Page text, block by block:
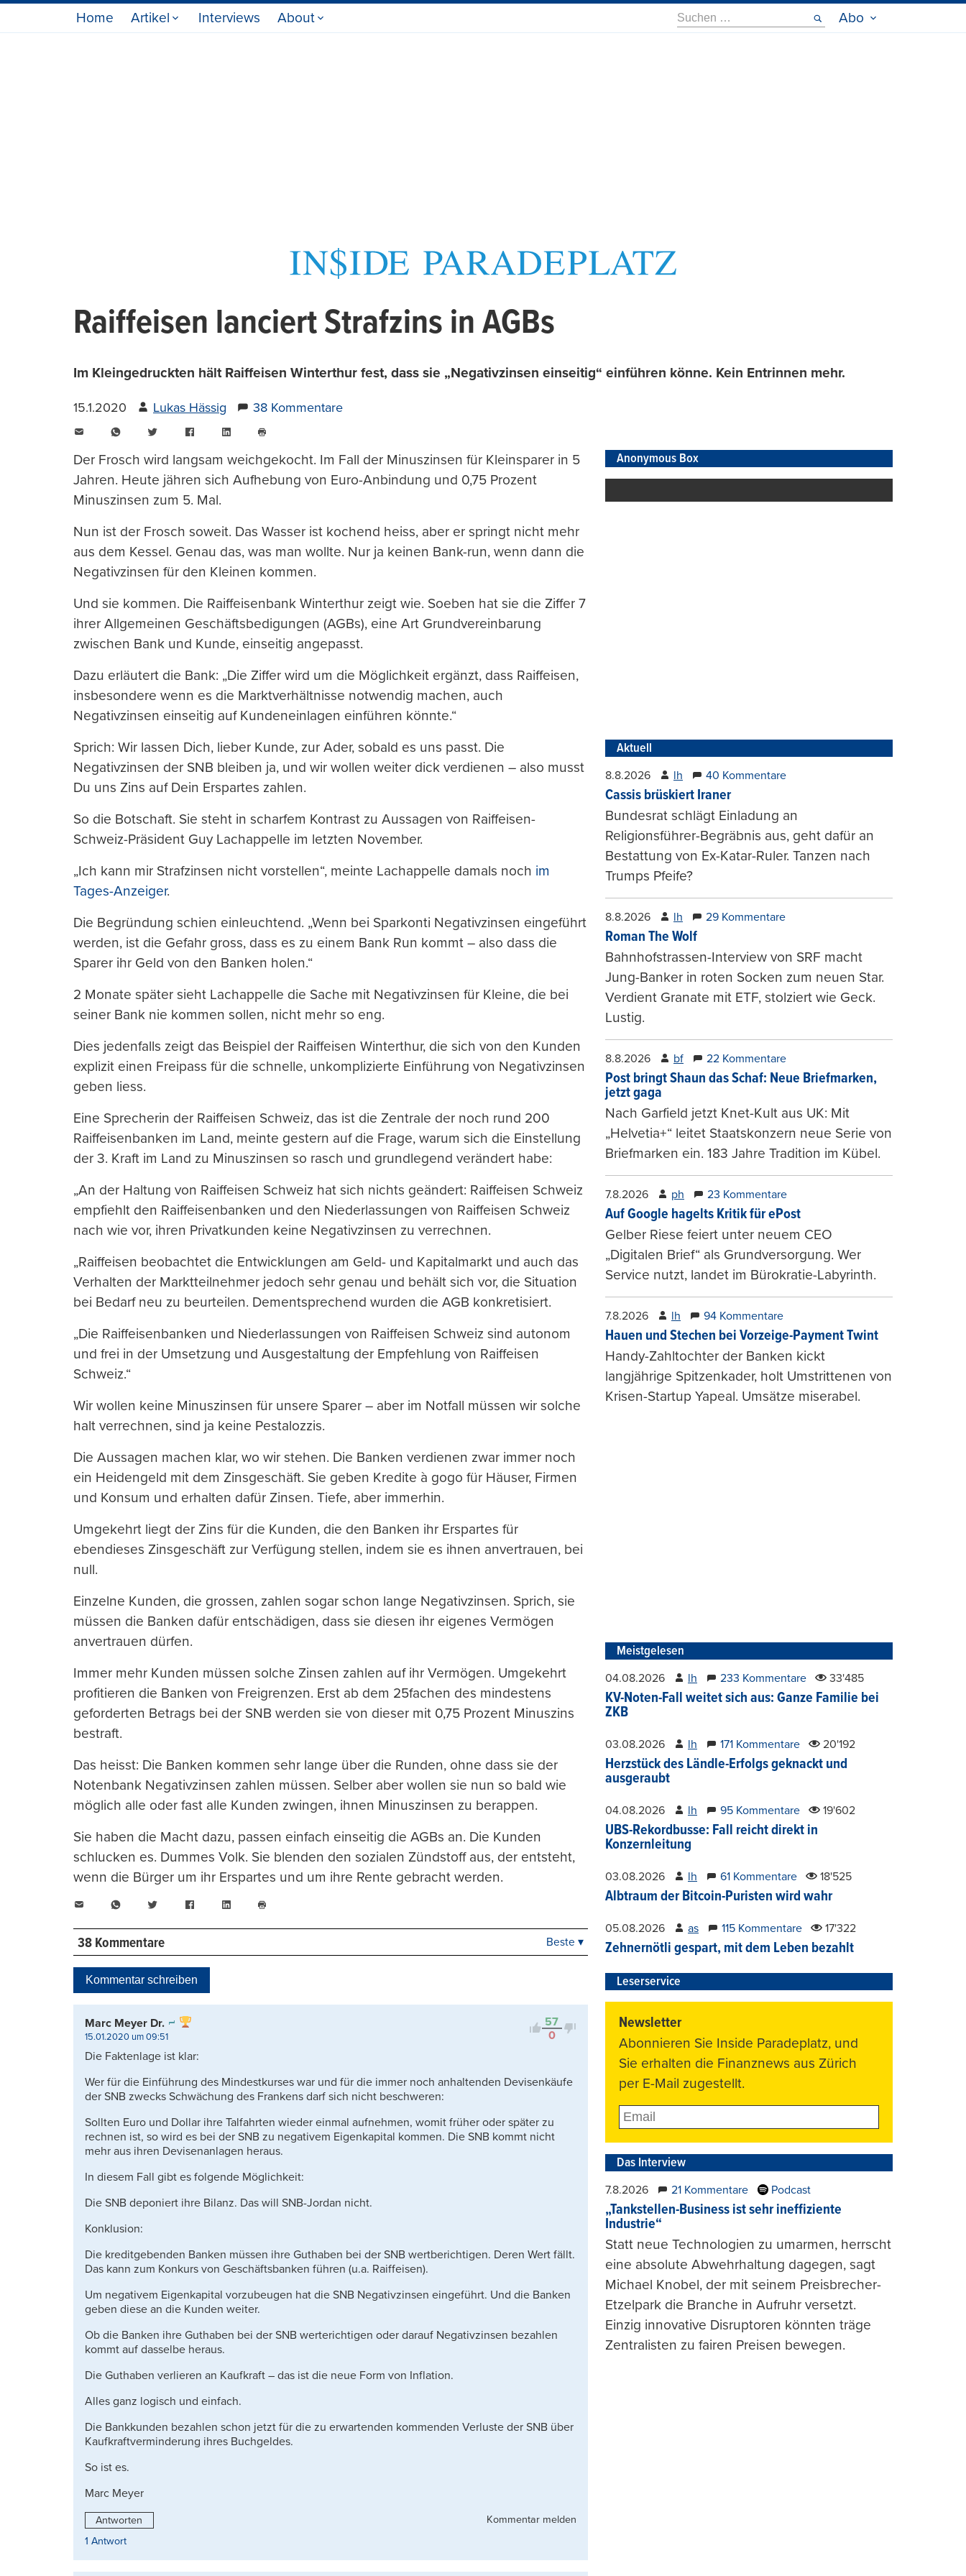
Home Artikel Interviews About
Suche
nach:
Abo
Raiffeisen lanciert Strafzins in AGBs
Im Kleingedruckten hält Raiffeisen Winterthur fest, dass sie „Negativzinsen einseitig“ einführen könne. Kein Entrinnen mehr.
15.1.2020 Lukas Hässig 38 Kommentare
WhatsAppTwitter FacebookLinkedIn
drucken
Der Frosch wird langsam weichgekocht. Im Fall der Minuszinsen für Kleinsparer in 5
Jahren. Heute jähren sich Aufhebung von Euro-Anbindung und 0,75 Prozent
Minuszinsen zum 5. Mal.
Nun ist der Frosch soweit. Das Wasser ist kochend heiss, aber er springt nicht mehr
aus dem Kessel. Genau das, was man wollte. Nur ja keinen Bank-run, wenn dann die
Negativzinsen für den Kleinen kommen.
Und sie kommen. Die Raiffeisenbank Winterthur zeigt wie. Soeben hat sie die Ziffer 7
ihrer Allgemeinen Geschäftsbedigungen (AGBs), eine Art Grundvereinbarung
zwischen Bank und Kunde, einseitig angepasst.
Dazu erläutert die Bank: „Die Ziffer wird um die Möglichkeit ergänzt, dass Raiffeisen,
insbesondere wenn es die Marktverhältnisse notwendig machen, auch
Negativzinsen einseitig auf Kundeneinlagen einführen könnte.“
Sprich: Wir lassen Dich, lieber Kunde, zur Ader, sobald es uns passt. Die
Negativzinsen der SNB bleiben ja, und wir wollen weiter dick verdienen – also musst
Du uns Zins auf Dein Erspartes zahlen.
So die Botschaft. Sie steht in scharfem Kontrast zu Aussagen von Raiffeisen-
Schweiz-Präsident Guy Lachappelle im letzten November.
„Ich kann mir Strafzinsen nicht vorstellen“, meinte Lachappelle damals noch im
Tages-Anzeiger.
Die Begründung schien einleuchtend. „Wenn bei Sparkonti Negativzinsen eingeführt
werden, ist die Gefahr gross, dass es zu einem Bank Run kommt – also dass die
Sparer ihr Geld von den Banken holen.“
2 Monate später sieht Lachappelle die Sache mit Negativzinsen für Kleine, die bei
seiner Bank nie kommen sollen, nicht mehr so eng.
Dies jedenfalls zeigt das Beispiel der Raiffeisen Winterthur, die sich von den Kunden
explizit einen Freipass für die schnelle, unkomplizierte Einführung von Negativzinsen
geben liess.
Eine Sprecherin der Raiffeisen Schweiz, das ist die Zentrale der noch rund 200
Raiffeisenbanken im Land, meinte gestern auf die Frage, warum sich die Einstellung
der 3. Kraft im Land zu Minuszinsen so rasch und grundlegend verändert habe:
„An der Haltung von Raiffeisen Schweiz hat sich nichts geändert: Raiffeisen Schweiz
empfiehlt den Raiffeisenbanken und den Niederlassungen von Raiffeisen Schweiz
nach wie vor, ihren Privatkunden keine Negativzinsen zu verrechnen.
„Raiffeisen beobachtet die Entwicklungen am Geld- und Kapitalmarkt und auch das
Verhalten der Marktteilnehmer jedoch sehr genau und behält sich vor, die Situation
bei Bedarf neu zu beurteilen. Dementsprechend wurden die AGB konkretisiert.
„Die Raiffeisenbanken und Niederlassungen von Raiffeisen Schweiz sind autonom
und frei in der Umsetzung und Ausgestaltung der Empfehlung von Raiffeisen
Schweiz.“
Wir wollen keine Minuszinsen für unsere Sparer – aber im Notfall müssen wir solche
halt verrechnen, sind ja keine Pestalozzis.
Die Aussagen machen klar, wo wir stehen. Die Banken verdienen zwar immer noch
ein Heidengeld mit dem Zinsgeschäft. Sie geben Kredite à gogo für Häuser, Firmen
und Konsum und erhalten dafür Zinsen. Tiefe, aber immerhin.
Umgekehrt liegt der Zins für die Kunden, die den Banken ihr Erspartes für
ebendieses Zinsgeschäft zur Verfügung stellen, indem sie es ihnen anvertrauen, bei
null.
Einzelne Kunden, die grossen, zahlen sogar schon lange Negativzinsen. Sprich, sie
müssen die Banken dafür entschädigen, dass sie diesen ihr eigenes Vermögen
anvertrauen dürfen.
Immer mehr Kunden müssen solche Zinsen zahlen auf ihr Vermögen. Umgekehrt
profitieren die Banken von Freigrenzen. Erst ab dem 25fachen des mindestens
geforderten Betrags bei der SNB werden sie von dieser mit 0,75 Prozent Minuszins
bestraft.
Das heisst: Die Banken kommen sehr lange über die Runden, ohne dass sie der
Notenbank Negativzinsen zahlen müssen. Selber aber wollen sie nun so bald wie
möglich alle oder fast alle Kunden zwingen, ihnen Minuszinsen zu berappen.
Sie haben die Macht dazu, passen einfach einseitig die AGBs an. Die Kunden
schlucken es. Dummes Volk. Sie blenden den sozialen Zündstoff aus, der entsteht,
wenn die Bürger um ihr Erspartes und um ihre Rente gebracht werden.
WhatsAppTwitter FacebookLinkedIn
drucken
38 Kommentare
Kontrovers
Beste ▾
Kommentar schreiben
57
0
Marc Meyer Dr.
15.01.2020 um 09:51
Die Faktenlage ist klar:
Wer für die Einführung des Mindestkurses war und für die immer noch anhaltenden Devisenkäufe
der SNB zwecks Schwächung des Frankens darf sich nicht beschweren:
Sollten Euro und Dollar ihre Talfahrten wieder einmal aufnehmen, womit früher oder später zu
rechnen ist, so wird es bei der SNB zu negativem Eigenkapital kommen. Die SNB kommt nicht
mehr aus ihren Devisenanlagen heraus.
In diesem Fall gibt es folgende Möglichkeit:
Die SNB deponiert ihre Bilanz. Das will SNB-Jordan nicht.
Konklusion:
Die kreditgebenden Banken müssen ihre Guthaben bei der SNB wertberichtigen. Deren Wert fällt.
Das kann zum Konkurs von Geschäftsbanken führen (u.a. Raiffeisen).
Um negativem Eigenkapital vorzubeugen hat die SNB Negativzinsen eingeführt. Und die Banken
geben diese an die Kunden weiter.
Ob die Banken ihre Guthaben bei der SNB werterichtigen oder darauf Negativzinsen bezahlen
kommt auf dasselbe heraus.
Die Guthaben verlieren an Kaufkraft – das ist die neue Form von Inflation.
Alles ganz logisch und einfach.
Die Bankkunden bezahlen schon jetzt für die zu erwartenden kommenden Verluste der SNB über
Kaufkraftverminderung ihres Buchgeldes.
So ist es.
Marc Meyer
Antworten
Kommentar melden
1 Antwort
Anonymous Box
Aktuell
8.8.2026 lh 40 Kommentare
Cassis brüskiert Iraner
Bundesrat schlägt Einladung an
Religionsführer-Begräbnis aus, geht dafür an
Bestattung von Ex-Katar-Ruler. Tanzen nach
Trumps Pfeife?
8.8.2026 lh 29 Kommentare
Roman The Wolf
Bahnhofstrassen-Interview von SRF macht
Jung-Banker in roten Socken zum neuen Star.
Verdient Granate mit ETF, stolziert wie Geck.
Lustig.
8.8.2026 bf 22 Kommentare
Post bringt Shaun das Schaf: Neue Briefmarken,
jetzt gaga
Nach Garfield jetzt Knet-Kult aus UK: Mit
„Helvetia+“ leitet Staatskonzern neue Serie von
Briefmarken ein. 183 Jahre Tradition im Kübel.
7.8.2026 ph 23 Kommentare
Auf Google hagelts Kritik für ePost
Gelber Riese feiert unter neuem CEO
„Digitalen Brief“ als Grundversorgung. Wer
Service nutzt, landet im Bürokratie-Labyrinth.
7.8.2026 lh 94 Kommentare
Hauen und Stechen bei Vorzeige-Payment Twint
Handy-Zahltochter der Banken kickt
langjährige Spitzenkader, holt Umstrittenen von
Krisen-Startup Yapeal. Umsätze miserabel.
Meistgelesen
04.08.2026 lh 233 Kommentare 33'485
KV-Noten-Fall weitet sich aus: Ganze Familie bei
ZKB
03.08.2026 lh 171 Kommentare 20'192
Herzstück des Ländle-Erfolgs geknackt und
ausgeraubt
04.08.2026 lh 95 Kommentare 19'602
UBS-Rekordbusse: Fall reicht direkt in
Konzernleitung
03.08.2026 lh 61 Kommentare 18'525
Albtraum der Bitcoin-Puristen wird wahr
05.08.2026 as 115 Kommentare 17'322
Zehnernötli gespart, mit dem Leben bezahlt
Leserservice
Newsletter
Abonnieren Sie Inside Paradeplatz, und
Sie erhalten die Finanznews aus Zürich
per E-Mail zugestellt.
Das Interview
7.8.2026 21 Kommentare Podcast
„Tankstellen-Business ist sehr ineffiziente
Industrie“
Statt neue Technologien zu umarmen, herrscht
eine absolute Abwehrhaltung dagegen, sagt
Michael Knobel, der mit seinem Preisbrecher-
Etzelpark die Branche in Aufruhr versetzt.
Einzig innovative Disruptoren könnten träge
Zentralisten zu fairen Preisen bewegen.